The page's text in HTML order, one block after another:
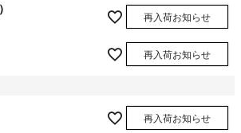
再入荷お知らせ
再入荷お知らせ
再入荷お知らせ